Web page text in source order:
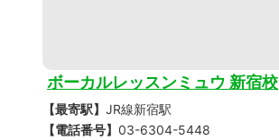
ボーカルレッスンミュウ 新宿校
【最寄駅】 JR線新宿駅
【電話番号】 03-6304-5448